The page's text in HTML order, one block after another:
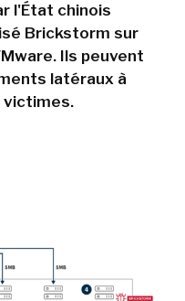
l'État chinois
Brickstorm sur
Ils peuvent
latéraux à
victimes.